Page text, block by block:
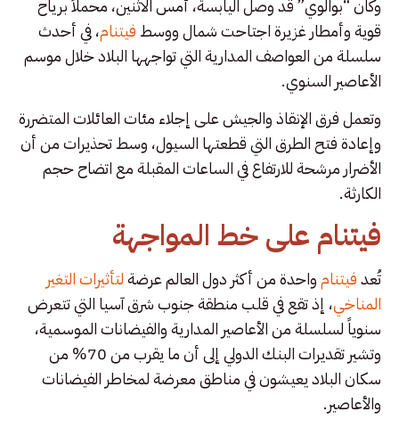
وكان “بوالوي” قد وصل اليابسة، أمس الاثنين، محملاً برياح
قوية وأمطار غزيرة اجتاحت شمال ووسط فيتنام، في أحدث
سلسلة من العواصف المدارية التي تواجهها البلاد خلال موسم
الأعاصير السنوي.
وتعمل فرق الإنقاذ والجيش على إجلاء مئات العائلات المتضررة
وإعادة فتح الطرق التي قطعتها السيول، وسط تحذيرات من أن
الأضرار مرشحة للارتفاع في الساعات المقبلة مع اتضاح حجم
الكارثة.
فيتنام على خط المواجهة
تُعدفيتنامواحدة من أكثر دول العالم عرضةلتأثيرات التغير
المناخي، إذ تقع في قلب منطقة جنوب شرق آسيا التي تتعرض
سنوياً لسلسلة من الأعاصير المدارية والفيضانات الموسمية،
وتشير تقديرات البنك الدولي إلى أن ما يقرب من 70% من
سكان البلاد يعيشون في مناطق معرضة لمخاطر الفيضانات
والأعاصير.